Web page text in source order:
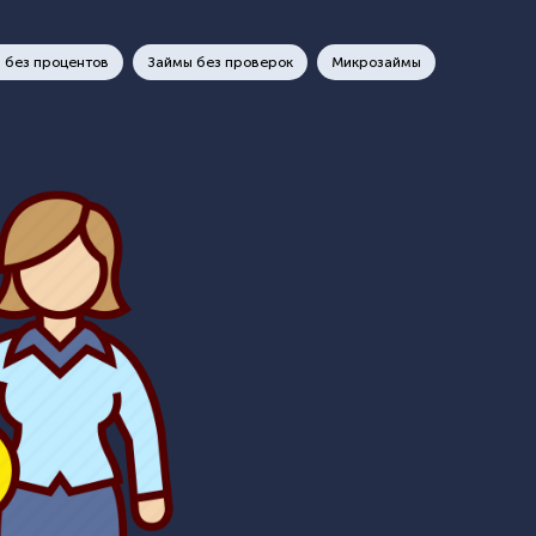
процентов Займы без проверок Микрозаймы